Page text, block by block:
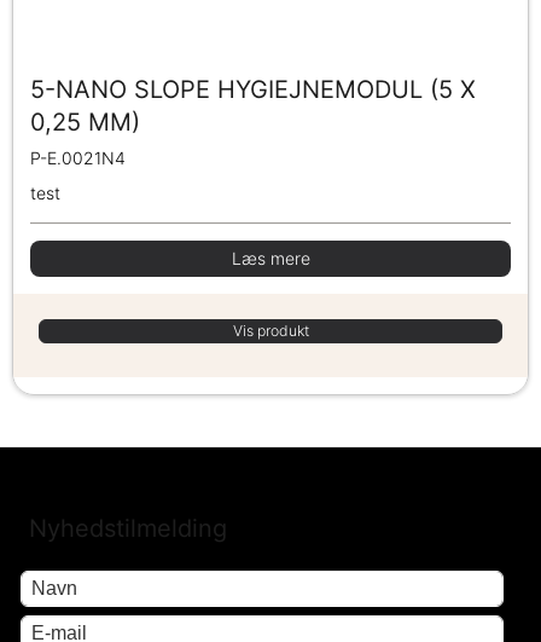
5-NANO SLOPE HYGIEJNEMODUL (5 X
0,25 MM)
P-E.0021N4
test
Læs mere
Vis produkt
Nyhedstilmelding